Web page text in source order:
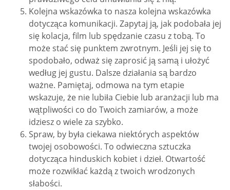
Kolejna wskazówka to nasza kolejna wskazówka
dotycząca komunikacji. Zapytaj ją, jak podobała jej
się kolacja, film lub spędzanie czasu z tobą. To
może stać się punktem zwrotnym. Jeśli jej się to
spodobało, odważ się zaprosić ją samą i ułożyć
według jej gustu. Dalsze działania są bardzo
ważne. Pamiętaj, odmowa na tym etapie
wskazuje, że nie lubiła Ciebie lub aranżacji lub ma
wątpliwości co do Twoich zamiarów, a może
idziesz o wiele za szybko.
Spraw, by była ciekawa niektórych aspektów
twojej osobowości. To odwieczna sztuczka
dotycząca hinduskich kobiet i dzieł. Otwartość
może rozwikłać każdą z twoich wrodzonych
słabości.